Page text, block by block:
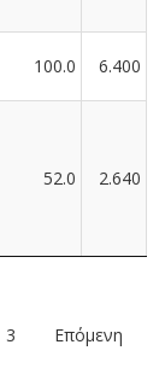
100.0 6.400
52.0 2.640
3 Επόμενη